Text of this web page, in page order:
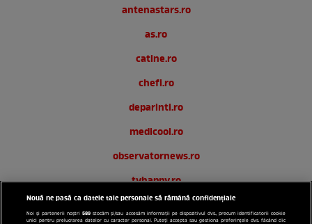
antenastars.ro
as.ro
catine.ro
chefi.ro
deparinti.ro
medicool.ro
observatornews.ro
tvhappy.ro
useit.ro
Nouă ne pasă ca datele tale personale să rămână confidențiale
Noi și partenerii noștri589 stocăm și/sau accesăm informații pe dispozitivul dvs., precum identificatorii cookie
unici pentru prelucrarea datelor cu caracter personal. Puteți accepta sau gestiona preferințele dvs. făcând clic